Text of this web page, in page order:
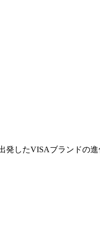
したVISAブランドの